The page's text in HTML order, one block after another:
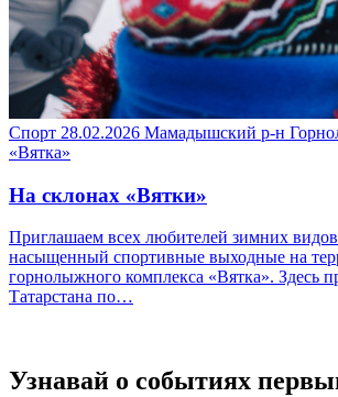
Спорт 28.02.2026 Мамадышский р-н
«Вятка»
На склонах «Вятки»
Приглашаем всех любителей зимних
насыщенный спортивные выходные на
горнолыжного комплекса «Вятка». Здесь
Татарстана по…
Узнавай о событиях